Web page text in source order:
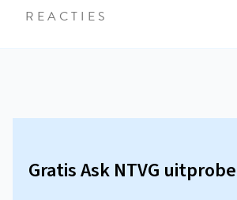
REACTIES
Gratis Ask NTVG